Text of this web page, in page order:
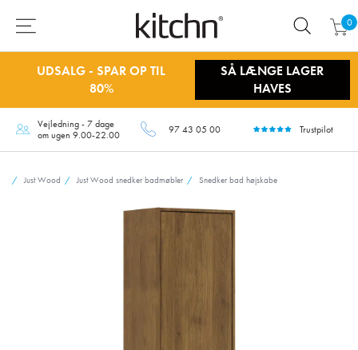
0
UDSALG - SPAR OP TIL
80%
SÅ LÆNGE LAGER
HAVES
Vejledning - 7 dage
om ugen 9.00-22.00
97 43 05 00 Trustpilot
Just Wood Just Wood snedker badmøbler Snedker bad højskabe